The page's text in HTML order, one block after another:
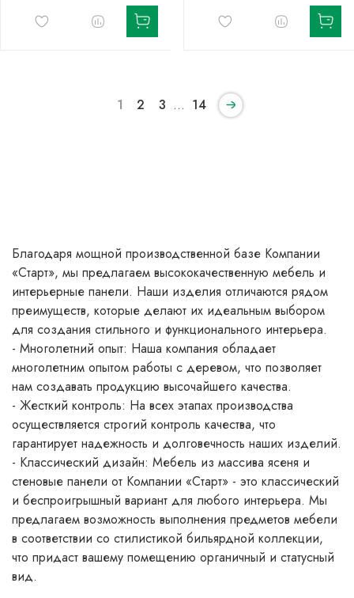
1 2 3 … 14
Благодаря мощной производственной базе Компании
«Старт», мы предлагаем высококачественную мебель и
интерьерные панели. Наши изделия отличаются рядом
преимуществ, которые делают их идеальным выбором
для создания стильного и функционального интерьера.
- Многолетний опыт: Наша компания обладает
многолетним опытом работы с деревом, что позволяет
нам создавать продукцию высочайшего качества.
- Жесткий контроль: На всех этапах производства
осуществляется строгий контроль качества, что
гарантирует надежность и долговечность наших изделий.
- Классический дизайн: Мебель из массива ясеня и
стеновые панели от Компании «Старт» - это классический
и беспроигрышный вариант для любого интерьера. Мы
предлагаем возможность выполнения предметов мебели
в соответствии со стилистикой бильярдной коллекции,
что придаст вашему помещению органичный и статусный
вид.